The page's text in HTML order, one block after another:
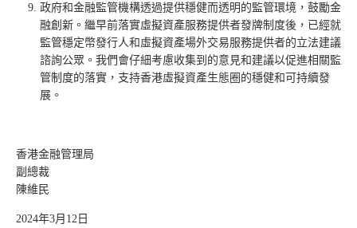
政府和金融監管機構透過提供穩健而透明的監管環境，鼓勵金
融創新。繼早前落實虛擬資產服務提供者發牌制度後，已經就
監管穩定幣發行人和虛擬資產場外交易服務提供者的立法建議
諮詢公眾。我們會仔細考慮收集到的意見和建議以促進相關監
管制度的落實，支持香港虛擬資產生態圈的穩健和可持續發
展。
香港金融管理局
副總裁
陳維民
2024年3月12日